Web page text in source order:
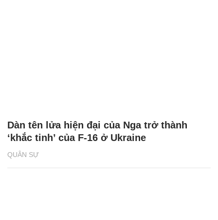
QUÂN SỰ
Dàn tên lửa hiện đại của Nga trở thành
‘khắc tinh’ của F-16 ở Ukraine